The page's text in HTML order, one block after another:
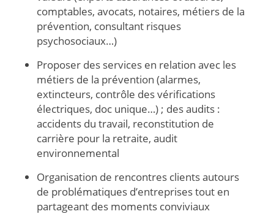
comptables, avocats, notaires, métiers de la
prévention, consultant risques
psychosociaux…)
Proposer des services en relation avec les
métiers de la prévention (alarmes,
extincteurs, contrôle des vérifications
électriques, doc unique…) ; des audits :
accidents du travail, reconstitution de
carrière pour la retraite, audit
environnemental
Organisation de rencontres clients autours
de problématiques d’entreprises tout en
partageant des moments conviviaux